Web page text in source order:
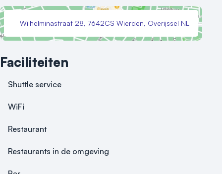
een geweldig succes maakt.
Maak vrijblijvend een afspraak om de locatie te
rijtje te zetten.
Wilhelminastraat 28, 7642CS Wierden, Overijssel NL
Faciliteiten
Shuttle service
WiFi
Restaurant
Restaurants in de omgeving